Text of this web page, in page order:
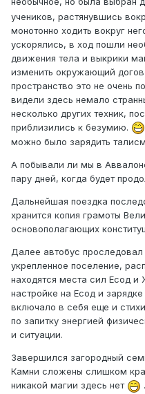
учеников, растянувшись
монотонно ходить вокруг
ускорялись, в ход пошли
движения тела и выкрики
изменить окружающий
пространство это не очень
видели здесь немало
несколько других техник,
приблизились к безумию.
можно было зарядить
А побывали ли мы в
пару дней, когда будет
Дальнейшая поездка
хранится копия грамоты
основополагающих
Далее автобус
укрепленное поселение,
находятся места сил Есод и
настройке на Есод и
включало в себя еще и
по запитку энергией
и ситуации.
Завершился загородный
Камни сложены слишком
никакой магии здесь нет